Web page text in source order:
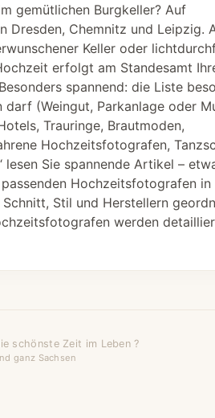
gemütlichen Burgkeller? Auf
Dresden, Chemnitz und Leipzig.
Keller oder
erfolgt am Standesamt
spannend: die Liste
(Weingut, Parkanlage oder
Trauringe, Brautmoden,
Hochzeitsfotografen,
Sie spannende Artikel –
Hochzeitsfotografen in
Stil und Herstellern
werden
schönste Zeit im Leben ?
ganz Sachsen